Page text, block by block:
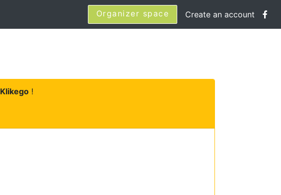
Organizer space Create an account
Klikego!